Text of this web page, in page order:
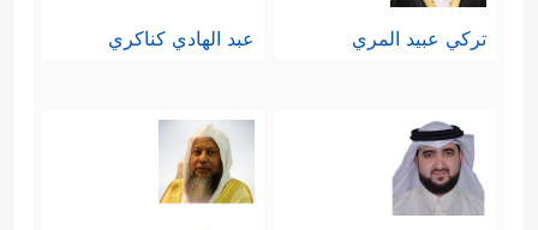
تركي عبيد المري عبد الهادي كناكري